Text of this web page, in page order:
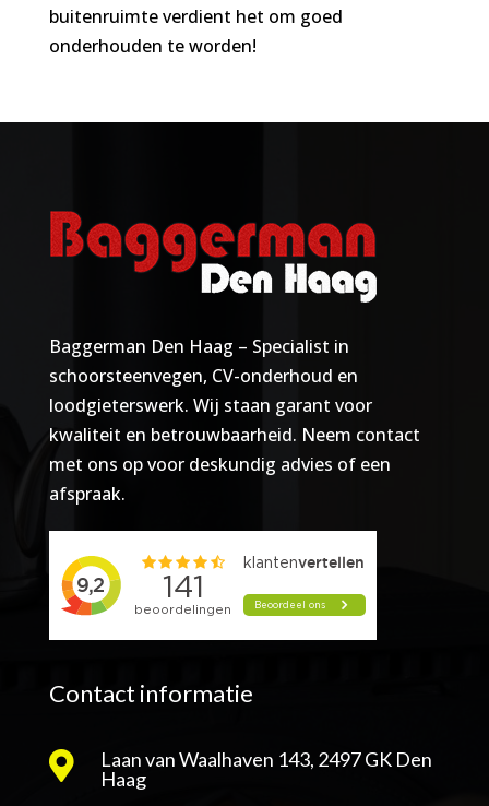
buitenruimte verdient het om goed
onderhouden te worden!
Baggerman Den Haag – Specialist in
schoorsteenvegen, CV-onderhoud en
loodgieterswerk. Wij staan garant voor
kwaliteit en betrouwbaarheid. Neem contact
met ons op voor deskundig advies of een
afspraak.
Contact informatie

Laan van Waalhaven 143, 2497 GK Den
Haag